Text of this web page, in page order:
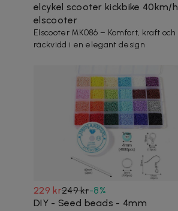
elcykel scooter kickbike 40km/h
elscooter
Elscooter MK086 – Komfort, kraft och
räckvidd i en elegant design
229 kr249 kr-8%
DIY - Seed beads - 4mm